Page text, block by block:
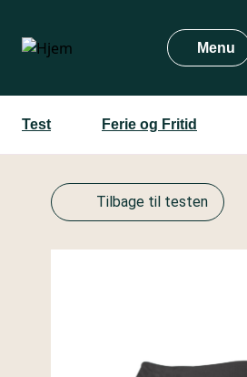
hovedindhold
Menu
Test Ferie og Fritid
Tilbage til testen